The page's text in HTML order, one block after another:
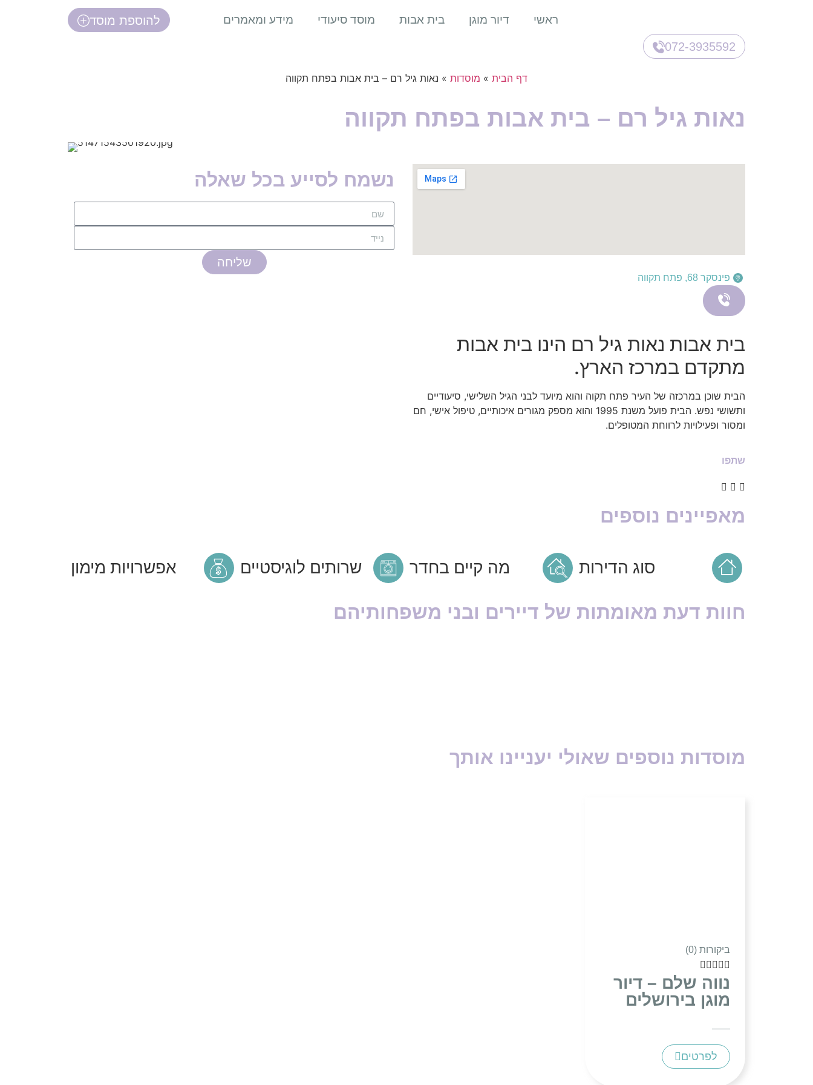
ראשי דיור מוגן בית אבות מוסד סיעודי מידע ומאמרים
להוספת מוסד
072-3935592
דף הבית » מוסדות » נאות גיל רם – בית אבות בפתח תקווה
נאות גיל רם – בית אבות בפתח תקווה
פינסקר 68, פתח תקווה
בית אבות נאות גיל רם הינו בית אבות
מתקדם במרכז הארץ.
הבית שוכן במרכזה של העיר פתח תקוה והוא מיועד לבני הגיל השלישי, סיעודיים
ותשושי נפש. הבית פועל משנת 1995 והוא מספק מגורים איכותיים, טיפול אישי, חם
ומסור ופעילויות לרווחת המטופלים.
שתפו
נשמח לסייע בכל שאלה
שליחה
מאפיינים נוספים
סוג הדירות מה קיים בחדר שרותים לוגיסטיים אפשרויות מימון
חוות דעת מאומתות של דיירים ובני משפחותיהם
מוסדות נוספים שאולי יעניינו אותך
ביקורות (0)

נווה שלם – דיור
מוגן בירושלים
לפרטים